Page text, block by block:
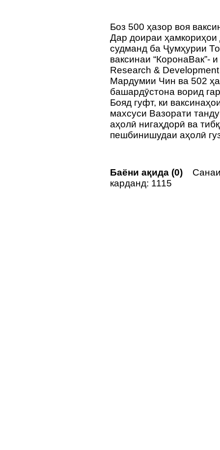
Боз 500 ҳазор воя
Дар доираи ҳамкориҳои
судманд ба Ҷумҳурии
ваксинаи “КоронаВак”-
Research &
Мардумии Чин ва 502
башардӯстона ворид
Бояд гуфт, ки
махсуси Вазорати
аҳолӣ нигаҳдорӣ ва
пешбинишудаи аҳолӣ
Баёни ақида (0)
карданд: 1115